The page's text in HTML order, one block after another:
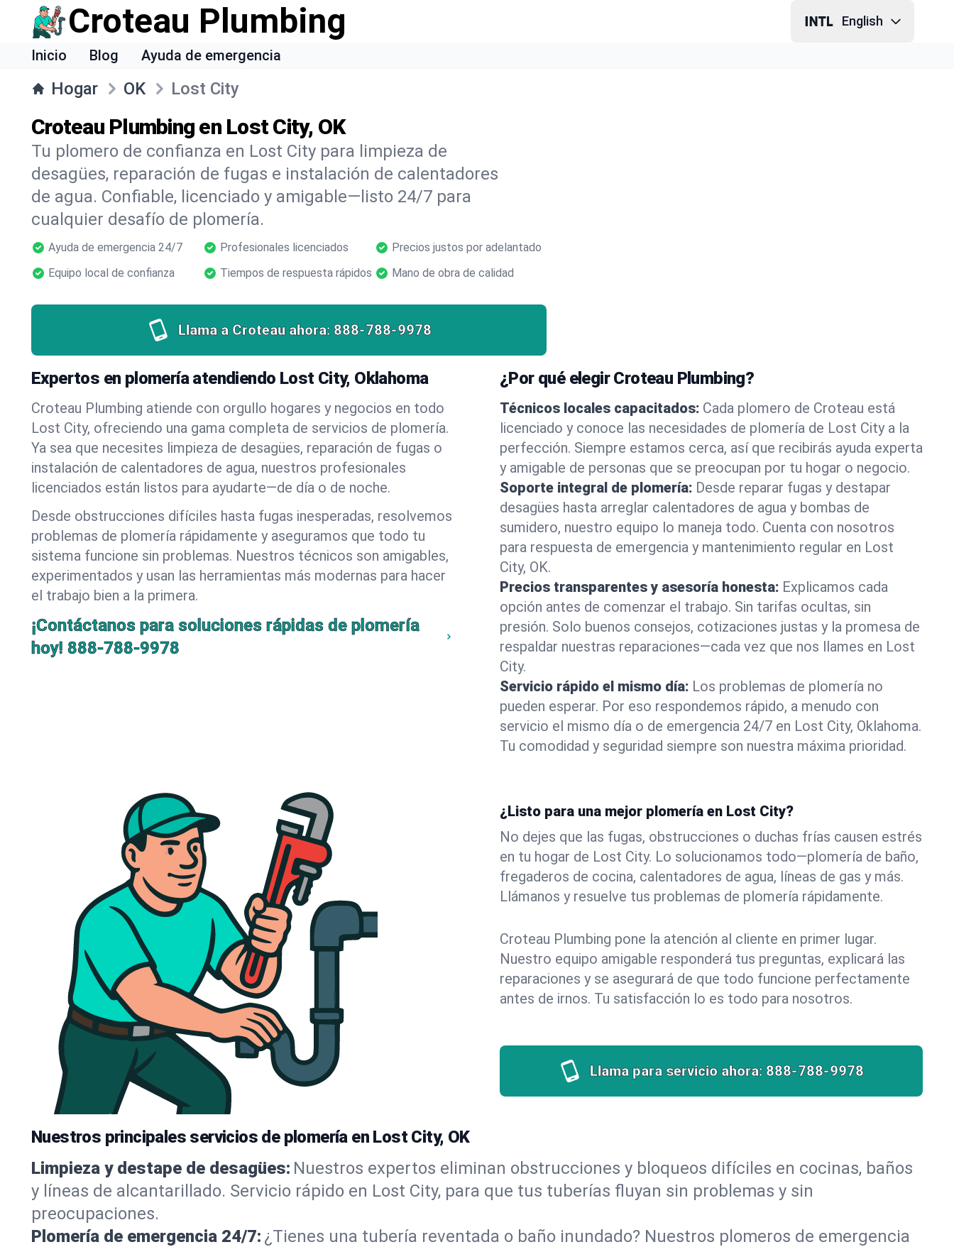
Croteau Plumbing English
Inicio Blog Ayuda de emergencia
Hogar OK Lost City
Croteau Plumbing en Lost City, OK
Tu plomero de confianza en Lost City para limpieza de
desagües, reparación de fugas e instalación de calentadores
de agua. Confiable, licenciado y amigable—listo 24/7 para
cualquier desafío de plomería.
Ayuda de emergencia 24/7 Profesionales licenciados
Precios justos por adelantado
Equipo local de confianza
Tiempos de respuesta rápidos Mano de obra de calidad
Llama a Croteau ahora: 888-788-9978
Expertos en plomería atendiendo Lost City, Oklahoma
Croteau Plumbing atiende con orgullo hogares y negocios en todo
Lost City, ofreciendo una gama completa de servicios de plomería.
Ya sea que necesites limpieza de desagües, reparación de fugas o
instalación de calentadores de agua, nuestros profesionales
licenciados están listos para ayudarte—de día o de noche.
Desde obstrucciones difíciles hasta fugas inesperadas, resolvemos
problemas de plomería rápidamente y aseguramos que todo tu
sistema funcione sin problemas. Nuestros técnicos son amigables,
experimentados y usan las herramientas más modernas para hacer
el trabajo bien a la primera.
¡Contáctanos para soluciones rápidas de plomería
hoy! 888-788-9978
¿Por qué elegir Croteau Plumbing?
Técnicos locales capacitados: Cada plomero de Croteau está
licenciado y conoce las necesidades de plomería de Lost City a la
perfección. Siempre estamos cerca, así que recibirás ayuda experta
y amigable de personas que se preocupan por tu hogar o negocio.
Soporte integral de plomería: Desde reparar fugas y destapar
desagües hasta arreglar calentadores de agua y bombas de
sumidero, nuestro equipo lo maneja todo. Cuenta con nosotros
para respuesta de emergencia y mantenimiento regular en Lost
City, OK.
Precios transparentes y asesoría honesta: Explicamos cada
opción antes de comenzar el trabajo. Sin tarifas ocultas, sin
presión. Solo buenos consejos, cotizaciones justas y la promesa de
respaldar nuestras reparaciones—cada vez que nos llames en Lost
City.
Servicio rápido el mismo día: Los problemas de plomería no
pueden esperar. Por eso respondemos rápido, a menudo con
servicio el mismo día o de emergencia 24/7 en Lost City, Oklahoma.
Tu comodidad y seguridad siempre son nuestra máxima prioridad.
¿Listo para una mejor plomería en Lost City?
No dejes que las fugas, obstrucciones o duchas frías causen estrés
en tu hogar de Lost City. Lo solucionamos todo—plomería de baño,
fregaderos de cocina, calentadores de agua, líneas de gas y más.
Llámanos y resuelve tus problemas de plomería rápidamente.
Croteau Plumbing pone la atención al cliente en primer lugar.
Nuestro equipo amigable responderá tus preguntas, explicará las
reparaciones y se asegurará de que todo funcione perfectamente
antes de irnos. Tu satisfacción lo es todo para nosotros.
Llama para servicio ahora: 888-788-9978
Nuestros principales servicios de plomería en Lost City, OK
Limpieza y destape de desagües: Nuestros expertos eliminan obstrucciones y bloqueos difíciles en cocinas, baños
y líneas de alcantarillado. Servicio rápido en Lost City, para que tus tuberías fluyan sin problemas y sin
preocupaciones.
Plomería de emergencia 24/7: ¿Tienes una tubería reventada o baño inundado? Nuestros plomeros de emergencia